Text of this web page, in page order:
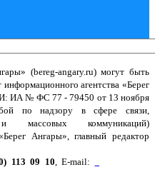
(bereg-angary.ru) могут быть
агентства «Берег
ИА № ФС 77 - 79450 от 13 ноября
по надзору в сфере связи,
массовых коммуникаций)
Ангары», главный редактор
113 09 10 , E-mail: